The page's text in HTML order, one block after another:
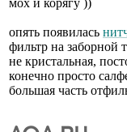
опять появилась
фильтр на заборной
не кристальная,
конечно просто
большая часть